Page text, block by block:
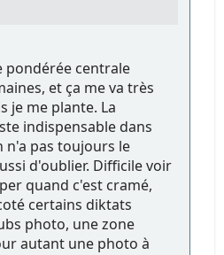
pondérée centrale
et ça me va très
je me plante. La
indispensable dans
n'a pas toujours le
d'oublier. Difficile voir
quand c'est cramé,
certains diktats
photo, une zone
autant une photo à